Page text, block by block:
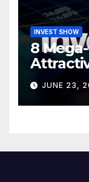
INVEST SHOW
8
SpaceX
JUNE 23,